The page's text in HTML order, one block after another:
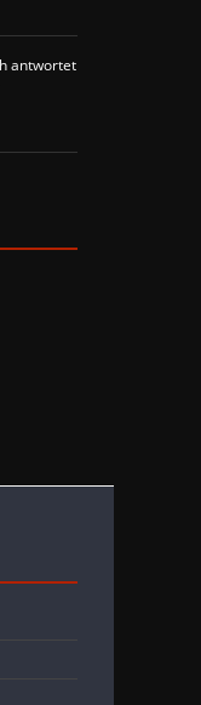
antwortet